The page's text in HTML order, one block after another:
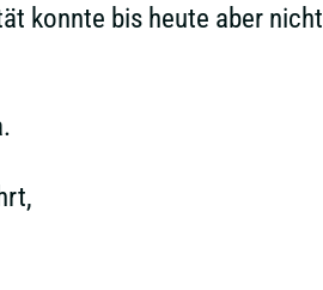
konnte bis heute aber nicht